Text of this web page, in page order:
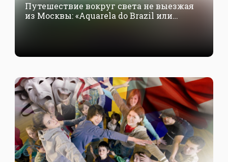
Путешествие вокруг света не выезжая
из Москвы: «Aquarela do Brazil или